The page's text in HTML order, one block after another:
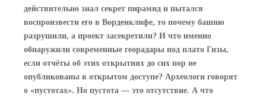
действительно знал секрет пирамид и пытался
воспроизвести его в Ворденклифе, то почему башню
разрушили, а проект засекретили? И что именно
обнаружили современные георадары под плато Гизы,
если отчёты об этих открытиях до сих пор не
опубликованы в открытом доступе? Археологи говорят
о «пустотах». Но пустота — это отсутствие. А что